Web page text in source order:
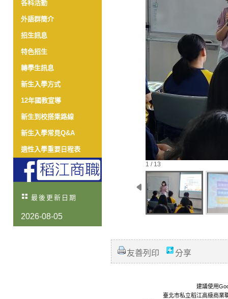
各科活動
外語群簡介
招生訊息
特色招生
轉學生訊息
新生入學方式
12年國教宣導
新生到校搭乘路線
新生入學常見Q&A
適性入學重要日程表
最後更新日期
2026-08-05
1 / 13
友善列印 分享
建議使用
臺北市私立稻江高級商業